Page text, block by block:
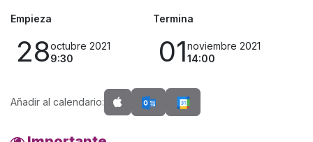
Empieza
28octubre 2021
9:30
Termina
01noviembre 2021
14:00
Añadir al calendario: